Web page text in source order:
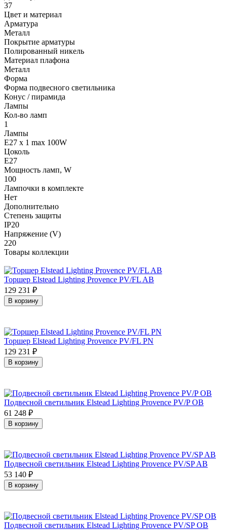
37
Цвет и материал
Арматура
Металл
Покрытие арматуры
Полированный никель
Материал плафона
Металл
Форма
Форма подвесного светильника
Конус / пирамида
Лампы
Кол-во ламп
1
Лампы
E27 x 1 max 100W
Цоколь
E27
Мощность ламп, W
100
Лампочки в комплекте
Нет
Дополнительно
Степень защиты
IP20
Напряжение (V)
220
Товары коллекции
Торшер Elstead Lighting Provence PV/FL AB
129 231 ₽
В корзину
Торшер Elstead Lighting Provence PV/FL PN
129 231 ₽
В корзину
Подвесной светильник Elstead Lighting Provence PV/P OB
61 248 ₽
В корзину
Подвесной светильник Elstead Lighting Provence PV/SP AB
53 140 ₽
В корзину
Подвесной светильник Elstead Lighting Provence PV/SP OB